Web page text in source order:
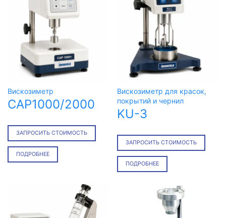
Вискозиметр
CAP1000/2000
ЗАПРОСИТЬ СТОИМОСТЬ
ПОДРОБНЕЕ
Вискозиметр для красок,
покрытий и чернил
KU-3
ЗАПРОСИТЬ СТОИМОСТЬ
ПОДРОБНЕЕ